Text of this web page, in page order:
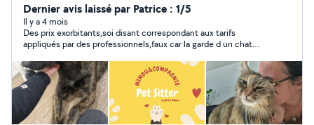
alentours . Garde à mon domicile, visite au domicile du
propriétaire.
Dernier avis laissé par Patrice : 1/5
Il y a 4 mois
Des prix exorbitants,soi disant correspondant aux tarifs
appliqués par des professionnels,faux car la garde d un chat